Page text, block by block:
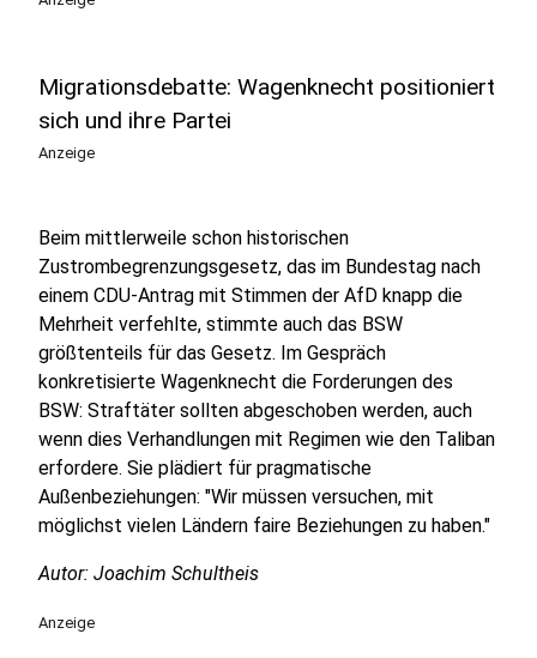
Migrationsdebatte: Wagenknecht positioniert
sich und ihre Partei
Anzeige
Beim mittlerweile schon historischen
Zustrombegrenzungsgesetz, das im Bundestag nach
einem CDU-Antrag mit Stimmen der AfD knapp die
Mehrheit verfehlte, stimmte auch das BSW
größtenteils für das Gesetz. Im Gespräch
konkretisierte Wagenknecht die Forderungen des
BSW: Straftäter sollten abgeschoben werden, auch
wenn dies Verhandlungen mit Regimen wie den Taliban
erfordere. Sie plädiert für pragmatische
Außenbeziehungen: "Wir müssen versuchen, mit
möglichst vielen Ländern faire Beziehungen zu haben."
Autor: Joachim Schultheis
Anzeige